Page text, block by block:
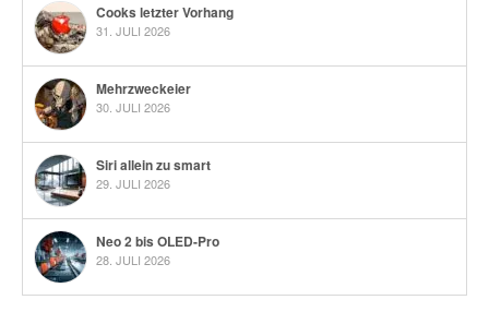
Cooks letzter Vorhang
31. JULI 2026
Mehrzweckeier
30. JULI 2026
Siri allein zu smart
29. JULI 2026
Neo 2 bis OLED-Pro
28. JULI 2026